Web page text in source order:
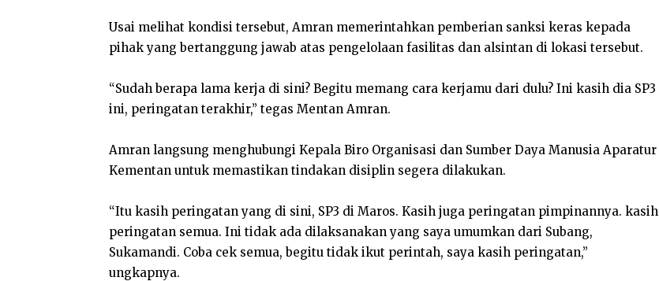
Usai melihat kondisi tersebut, Amran memerintahkan pemberian sanksi keras kepada
pihak yang bertanggung jawab atas pengelolaan fasilitas dan alsintan di lokasi tersebut.
“Sudah berapa lama kerja di sini? Begitu memang cara kerjamu dari dulu? Ini kasih dia SP3
ini, peringatan terakhir,” tegas Mentan Amran.
Amran langsung menghubungi Kepala Biro Organisasi dan Sumber Daya Manusia Aparatur
Kementan untuk memastikan tindakan disiplin segera dilakukan.
“Itu kasih peringatan yang di sini, SP3 di Maros. Kasih juga peringatan pimpinannya. kasih
peringatan semua. Ini tidak ada dilaksanakan yang saya umumkan dari Subang,
Sukamandi. Coba cek semua, begitu tidak ikut perintah, saya kasih peringatan,”
ungkapnya.